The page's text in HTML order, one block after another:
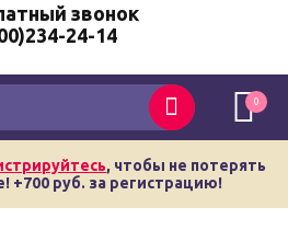
звонок
24-14
0
, чтобы не потерять
+700 руб. за регистрацию!